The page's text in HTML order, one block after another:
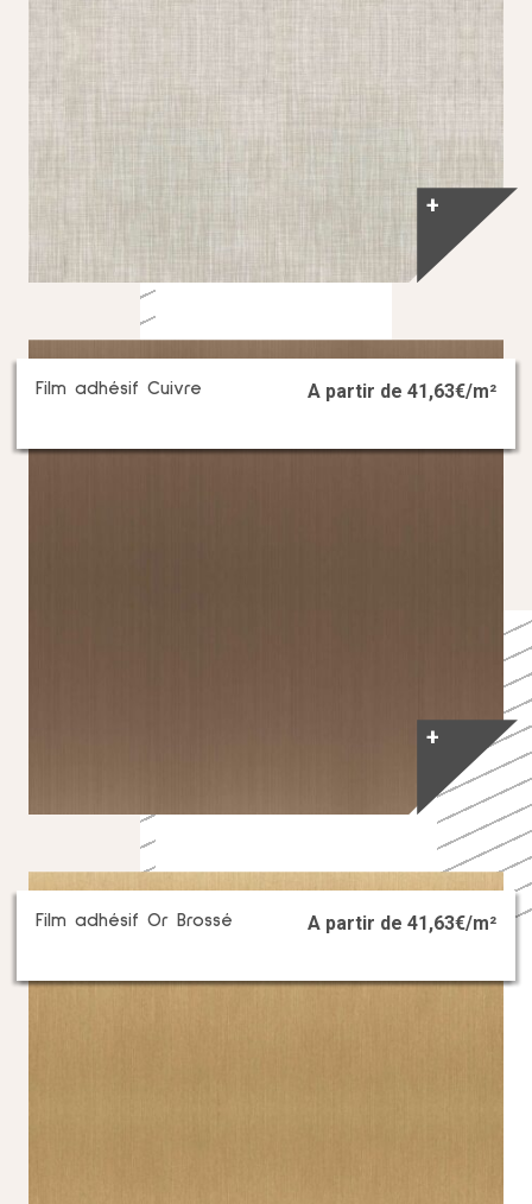
+
Film adhésif Cuivre A partir de 41,63€/m²
+
Film adhésif Or Brossé A partir de 41,63€/m²